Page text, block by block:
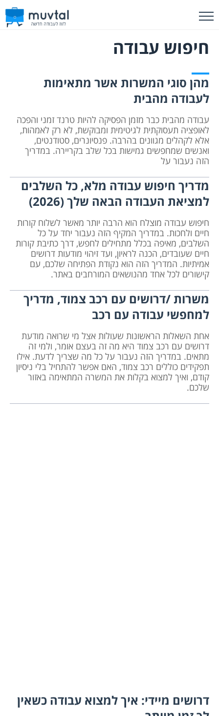
חיפוש עבודה
מהן סוגי המשרות אשר מתאימות
לעבודה מהבית
עבודה מהבית כבר מזמן הפסיקה להיות טרנד זמני והפכה
לאופציה תעסוקתית לגיטימית ומבוקשת, לא רק לאמהות,
אלא לקהלים מגוונים בהרבה. פנסיונרים, סטודנטים,
ואנשים שמחפשים גמישות בכל שלב בקריירה. במדריך
הזה נעבור על
מדריך חיפוש עבודה מלא, כל השלבים
למציאת העבודה הבאה שלך (2026)
חיפוש עבודה מוצלח הוא הרבה יותר מאשר לשלוח קורות
חיים ולחכות. במדריך המקיף הזה נעבור יחד על כל
השלבים, מאיפה בכלל מתחילים לחפש, דרך כתיבת קורות
חיים שעובדים, הכנה לראיון, ועד זיהוי מודעות דרושים
אמיתיות. המדריך הזה הוא נקודת הפתיחה שלכם, עם
קישורים לכל אחד מהנושאים המורחבים באתר.
משרות /דרושים עם רכב צמוד, מדריך
למחפשי עבודה עם רכב
אחת השאלות הראשונות שעולות אצל מי שרואה מודעת
דרושים עם רכב צמוד היא מה זה בעצם אומר, ולמי זה
מתאים. במדריך הזה נעבור על כל מה שצריך לדעת. אילו
תפקידים כוללים רכב צמוד, האם אפשר להתחיל בלי ניסיון
קודם, ואיך למצוא בקלות את המשרה המתאימה באזור
שלכם.
דרושים מיידי: איך למצוא עבודה כשאין